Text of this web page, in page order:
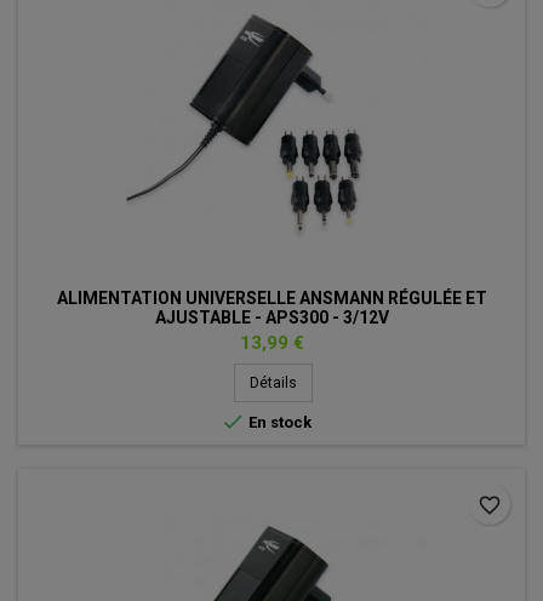
ALIMENTATION UNIVERSELLE ANSMANN RÉGULÉE ET
AJUSTABLE - APS300 - 3/12V
Prix
13,99 €
Détails
 En stock
favorite_border